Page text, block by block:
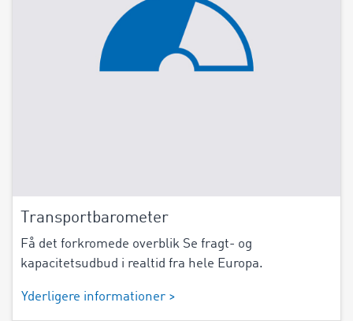
Transportbarometer
Få det forkromede overblik Se fragt- og
kapacitetsudbud i realtid fra hele Europa.
Yderligere informationer >